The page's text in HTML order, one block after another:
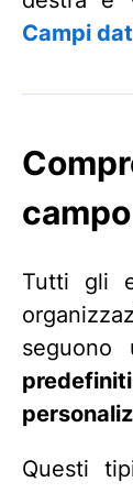
Campi
campo
Tutti gli
predefiniti
Questi